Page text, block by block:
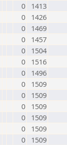
0
1413
0
1426
0
1469
0
1457
0
1504
0
1516
0
1496
0
1509
0
1509
0
1509
0
1509
0
1509
0
1509